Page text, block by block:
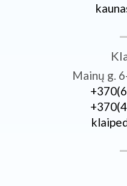
Mainų g.